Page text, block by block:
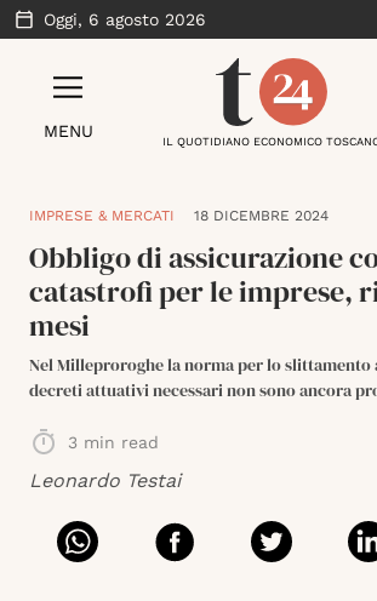
Oggi, 6 agosto 2026
MENU
IL QUOTIDIANO ECONOMICO
IMPRESE & MERCATI 18 DICEMBRE 2024
Obbligo di assicurazione
catastrofi per le imprese,
mesi
Nel Milleproroghe la norma per lo slittamento
decreti attuativi necessari non sono ancora
3 min read
Leonardo Testai